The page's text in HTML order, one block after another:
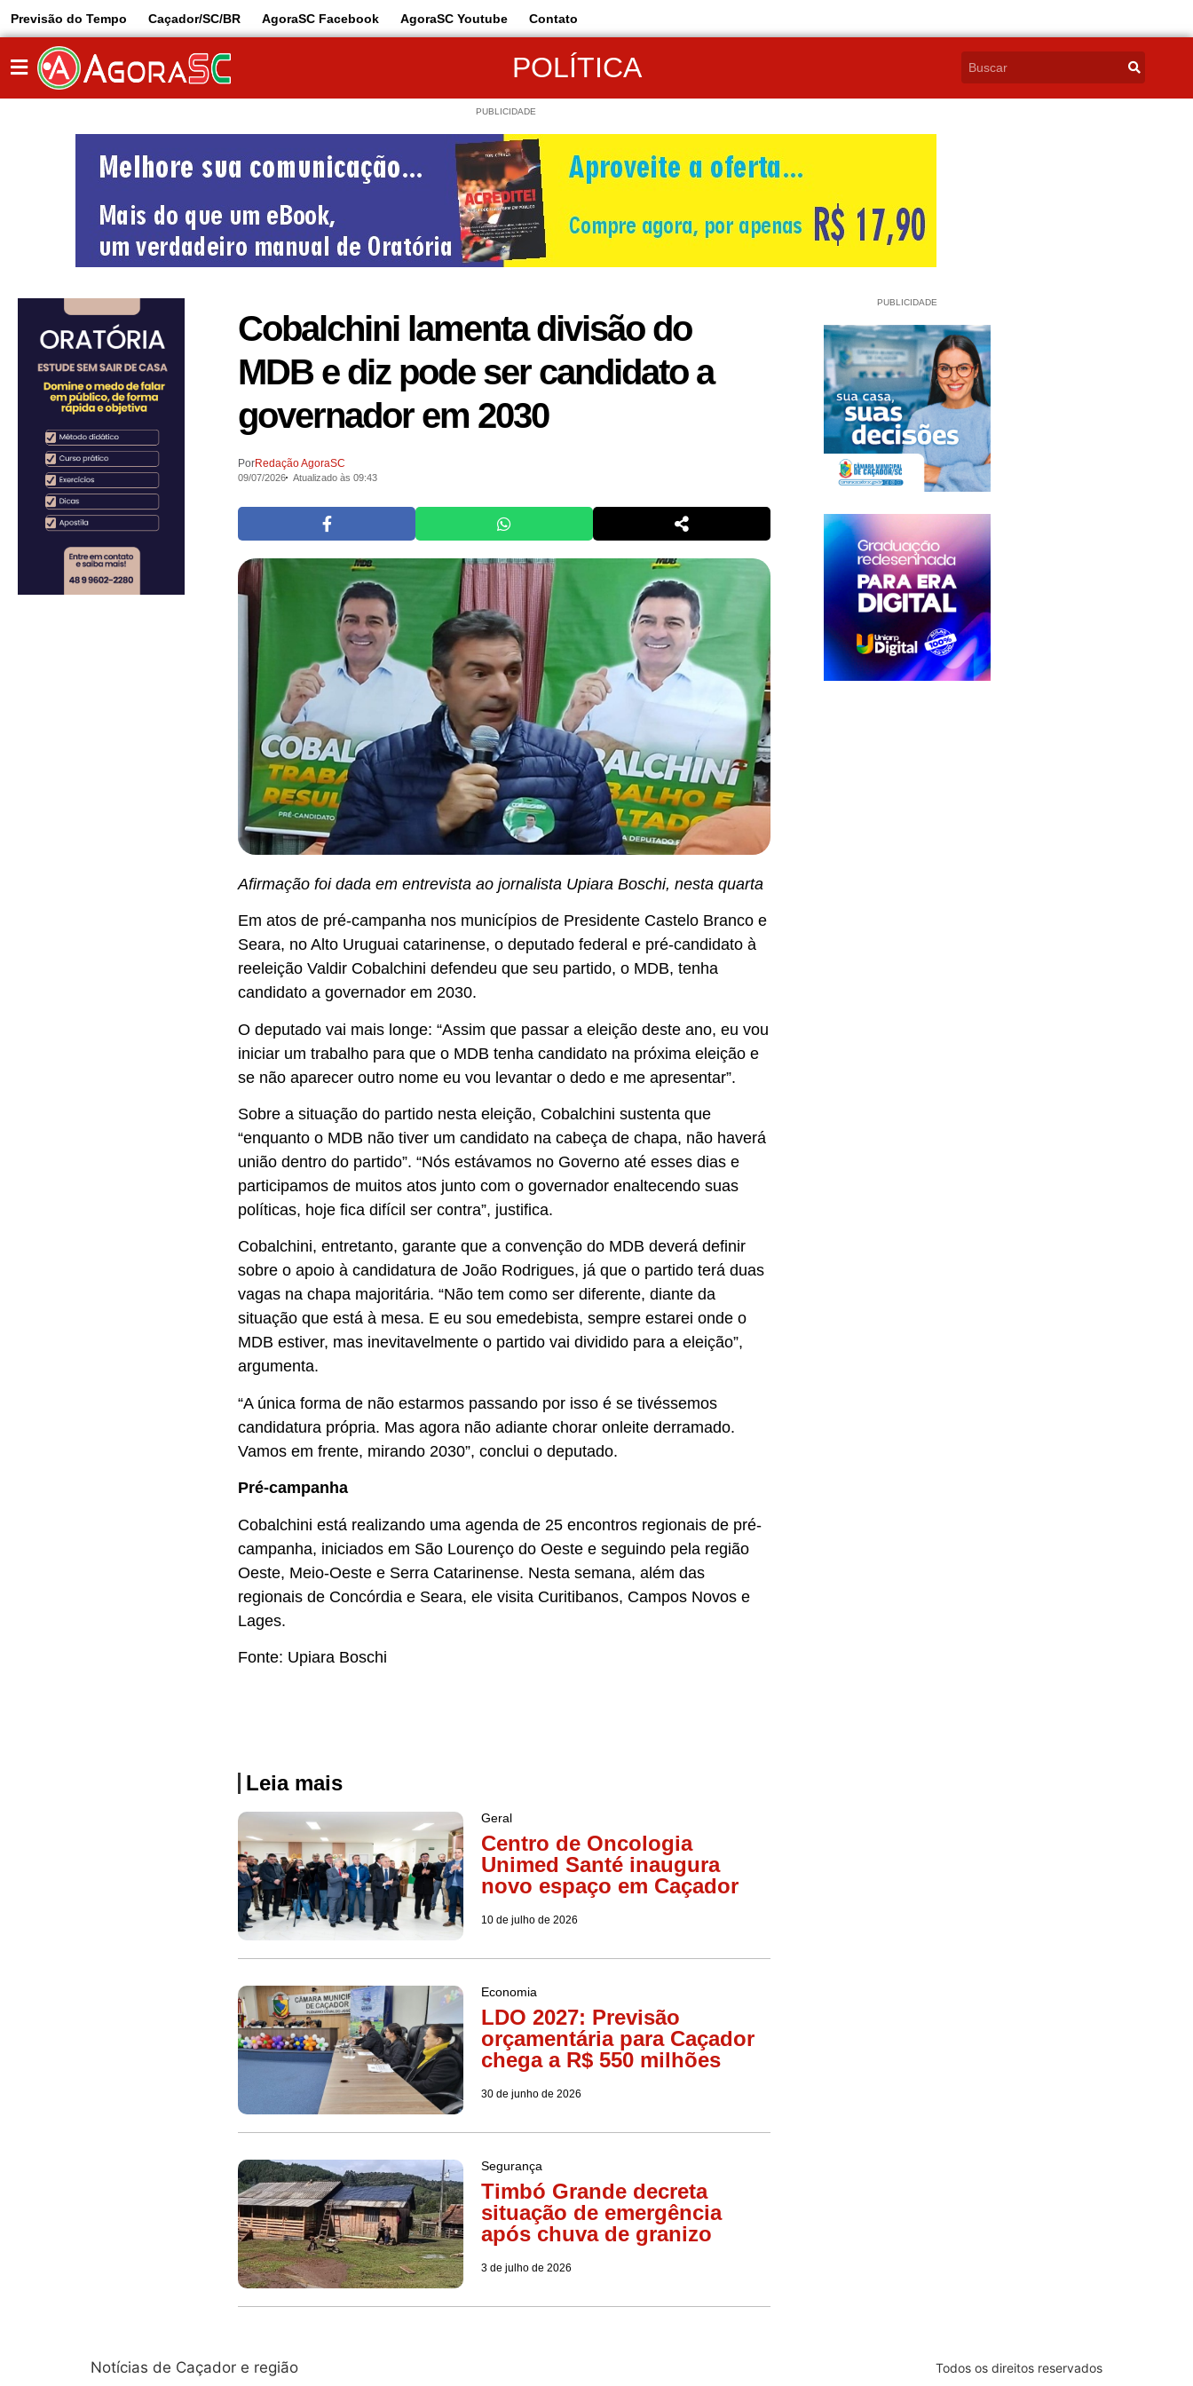
Previsão do Tempo Caçador/SC/BR AgoraSC Facebook AgoraSC Youtube Contato
POLÍTICA
PUBLICIDADE
Cobalchini lamenta divisão do
MDB e diz pode ser candidato a
governador em 2030
PorRedação AgoraSC
09/07/2026 Atualizado às 09:43
Afirmação foi dada em entrevista ao jornalista Upiara Boschi, nesta quarta
Em atos de pré-campanha nos municípios de Presidente Castelo Branco e
Seara, no Alto Uruguai catarinense, o deputado federal e pré-candidato à
reeleição Valdir Cobalchini defendeu que seu partido, o MDB, tenha
candidato a governador em 2030.
O deputado vai mais longe: “Assim que passar a eleição deste ano, eu vou
iniciar um trabalho para que o MDB tenha candidato na próxima eleição e
se não aparecer outro nome eu vou levantar o dedo e me apresentar”.
Sobre a situação do partido nesta eleição, Cobalchini sustenta que
“enquanto o MDB não tiver um candidato na cabeça de chapa, não haverá
união dentro do partido”. “Nós estávamos no Governo até esses dias e
participamos de muitos atos junto com o governador enaltecendo suas
políticas, hoje fica difícil ser contra”, justifica.
Cobalchini, entretanto, garante que a convenção do MDB deverá definir
sobre o apoio à candidatura de João Rodrigues, já que o partido terá duas
vagas na chapa majoritária. “Não tem como ser diferente, diante da
situação que está à mesa. E eu sou emedebista, sempre estarei onde o
MDB estiver, mas inevitavelmente o partido vai dividido para a eleição”,
argumenta.
“A única forma de não estarmos passando por isso é se tivéssemos
candidatura própria. Mas agora não adiante chorar onleite derramado.
Vamos em frente, mirando 2030”, conclui o deputado.
Pré-campanha
Cobalchini está realizando uma agenda de 25 encontros regionais de pré-
campanha, iniciados em São Lourenço do Oeste e seguindo pela região
Oeste, Meio-Oeste e Serra Catarinense. Nesta semana, além das
regionais de Concórdia e Seara, ele visita Curitibanos, Campos Novos e
Lages.
Fonte: Upiara Boschi
Leia mais
Geral
Centro de Oncologia
Unimed Santé inaugura
novo espaço em Caçador
10 de julho de 2026
Economia
LDO 2027: Previsão
orçamentária para Caçador
chega a R$ 550 milhões
30 de junho de 2026
Segurança
Timbó Grande decreta
situação de emergência
após chuva de granizo
3 de julho de 2026
PUBLICIDADE
Notícias de Caçador e região Todos os direitos reservados